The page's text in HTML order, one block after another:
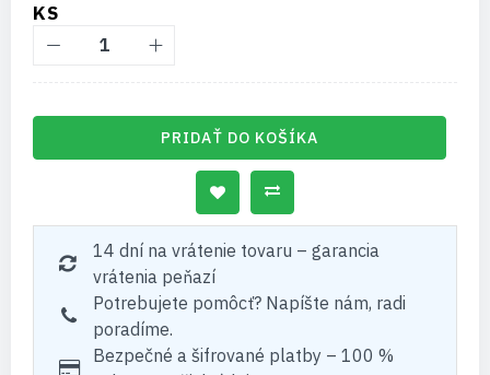
KS
PRIDAŤ DO KOŠÍKA
14 dní na vrátenie tovaru – garancia
vrátenia peňazí
Potrebujete pomôcť? Napíšte nám, radi
poradíme.
Bezpečné a šifrované platby – 100 %